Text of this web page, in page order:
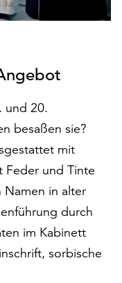
und 20.
besaßen sie?
mit
Feder und Tinte
Namen in alter
durch
im Kabinett
sorbische